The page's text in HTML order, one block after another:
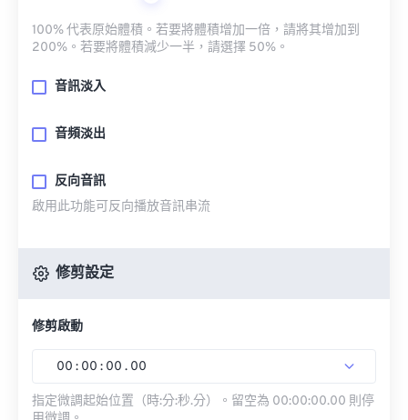
100% 代表原始體積。若要將體積增加一倍，請將其增加到
200%。若要將體積減少一半，請選擇 50%。
音訊淡入
音頻淡出
反向音訊
啟用此功能可反向播放音訊串流
修剪設定
修剪啟動
00 : 00 : 00 . 00
指定微調起始位置（時:分:秒.分）。留空為 00:00:00.00 則停